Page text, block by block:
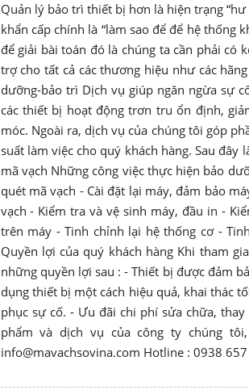
Quản lý bảo trì thiết bị hơn là hiện trạng
khẩn cấp chính là “làm sao để để hệ thống
để giải bài toán đó là chúng ta cần phải có
trợ cho tất cả các thương hiệu như các
dưỡng-bảo trì Dịch vụ giúp ngăn ngừa sự
các thiết bị hoạt động trơn tru ổn định,
móc. Ngoài ra, dịch vụ của chúng tôi góp
suất làm việc cho quý khách hàng. Sau
mã vạch Những công việc thực hiện bảo
quét mã vạch - Cài đặt lại máy, đảm bảo
vạch - Kiểm tra và vệ sinh máy, đầu in -
trên máy - Tinh chỉnh lại hệ thống cơ -
Quyền lợi của quý khách hàng Khi tham
những quyền lợi sau : - Thiết bị được đảm
dụng thiết bị một cách hiệu quả, khai thác
phục sự cố. - Ưu đãi chi phí sửa chữa,
phẩm và dịch vụ của công ty chúng
info@mavachsovina.com Hotline : 0938